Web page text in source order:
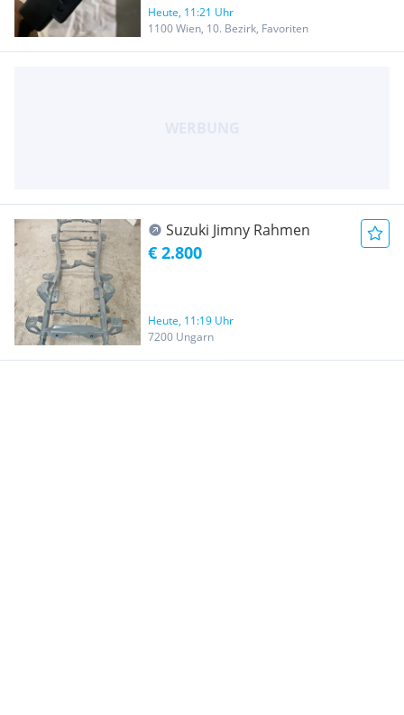
Heute, 11:21 Uhr
1100 Wien, 10. Bezirk, Favoriten
Suzuki Jimny Rahmen
€ 2.800
Heute, 11:19 Uhr
7200 Ungarn